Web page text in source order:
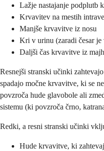
Lažje nastajanje podplutb
Krvavitev na mestih
Manjše krvavitve iz nosu
Kri v urinu (zaradi česar je
Daljši čas krvavitve iz
Resnejši stranski učinki
spadajo močne krvavitve, ki se
povzroča hude glavobole ali
sistemu (ki povzroča črno,
Redki, a resni stranski učinki
Hude krvavitve, ki